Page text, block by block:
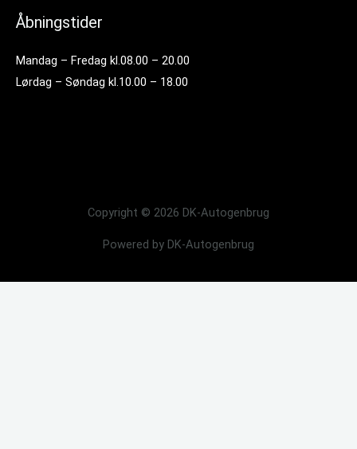
Åbningstider
Mandag – Fredag kl.08.00 – 20.00
Lørdag – Søndag kl.10.00 – 18.00
Copyright © 2026 DK-Autogenbrug
Powered by DK-Autogenbrug